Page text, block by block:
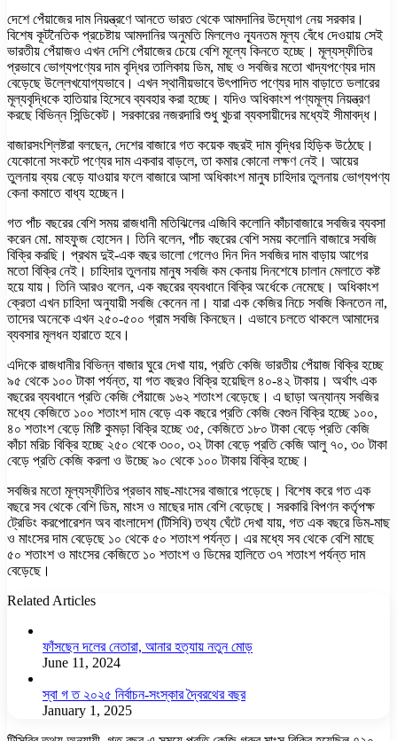
দেশে পেঁয়াজের দাম নিয়ন্ত্রণে আনতে ভারত থেকে আমদানির উদ্যোগ নেয় সরকার।
বিশেষ কূটনৈতিক প্রচেষ্টায় আমদানির অনুমতি মিললেও ন্যূনতম মূল্য বেঁধে দেওয়ায় সেই
ভারতীয় পেঁয়াজও এখন দেশি পেঁয়াজের চেয়ে বেশি মূল্যে কিনতে হচ্ছে। মূল্যস্ফীতির
প্রভাবে ভোগ্যপণ্যের দাম বৃদ্ধির তালিকায় ডিম, মাছ ও সবজির মতো খাদ্যপণ্যের দাম
বেড়েছে উল্লেখযোগ্যভাবে। এখন স্থানীয়ভাবে উৎপাদিত পণ্যের দাম বাড়াতে ডলারের
মূল্যবৃদ্ধিকে হাতিয়ার হিসেবে ব্যবহার করা হচ্ছে। যদিও অধিকাংশ পণ্যমূল্য নিয়ন্ত্রণ
করছে বিভিন্ন সিন্ডিকেট। সরকারের নজরদারি শুধু খুচরা ব্যবসায়ীদের মধ্যেই সীমাবদ্ধ।
বাজারসংশ্লিষ্টরা বলছেন, দেশের বাজারে গত কয়েক বছরই দাম বৃদ্ধির হিড়িক উঠেছে।
যেকোনো সংকটে পণ্যের দাম একবার বাড়লে, তা কমার কোনো লক্ষণ নেই। আয়ের
তুলনায় ব্যয় বেড়ে যাওয়ার ফলে বাজারে আসা অধিকাংশ মানুষ চাহিদার তুলনায় ভোগ্যপণ্য
কেনা কমাতে বাধ্য হচ্ছেন।
গত পাঁচ বছরের বেশি সময় রাজধানী মতিঝিলের এজিবি কলোনি কাঁচাবাজারে সবজির ব্যবসা
করেন মো. মাহফুজ হোসেন। তিনি বলেন, পাঁচ বছরের বেশি সময় কলোনি বাজারে সবজি
বিক্রি করছি। প্রথম দুই-এক বছর ভালো গেলেও দিন দিন সবজির দাম বাড়ায় আগের
মতো বিক্রি নেই। চাহিদার তুলনায় মানুষ সবজি কম কেনায় দিনশেষে চালান মেলাতে কষ্ট
হয়ে যায়। তিনি আরও বলেন, এক বছরের ব্যবধানে বিক্রি অর্ধেকে নেমেছে। অধিকাংশ
ক্রেতা এখন চাহিদা অনুযায়ী সবজি কেনেন না। যারা এক কেজির নিচে সবজি কিনতেন না,
তাদের অনেকে এখন ২৫০-৫০০ গ্রাম সবজি কিনছেন। এভাবে চলতে থাকলে আমাদের
ব্যবসার মূলধন হারাতে হবে।
এদিকে রাজধানীর বিভিন্ন বাজার ঘুরে দেখা যায়, প্রতি কেজি ভারতীয় পেঁয়াজ বিক্রি হচ্ছে
৯৫ থেকে ১০০ টাকা পর্যন্ত, যা গত বছরও বিক্রি হয়েছিল ৪০-৪২ টাকায়। অর্থাৎ এক
বছরের ব্যবধানে প্রতি কেজি পেঁয়াজে ১৬২ শতাংশ বেড়েছে। এ ছাড়া অন্যান্য সবজির
মধ্যে কেজিতে ১০০ শতাংশ দাম বেড়ে এক বছরে প্রতি কেজি বেগুন বিক্রি হচ্ছে ১০০,
৪০ শতাংশ বেড়ে মিষ্টি কুমড়া বিক্রি হচ্ছে ৩৫, কেজিতে ১৮০ টাকা বেড়ে প্রতি কেজি
কাঁচা মরিচ বিক্রি হচ্ছে ২৫০ থেকে ৩০০, ৩২ টাকা বেড়ে প্রতি কেজি আলু ৭০, ৩০ টাকা
বেড়ে প্রতি কেজি করলা ও উচ্ছে ৯০ থেকে ১০০ টাকায় বিক্রি হচ্ছে।
সবজির মতো মূল্যস্ফীতির প্রভাব মাছ-মাংসের বাজারে পড়েছে। বিশেষ করে গত এক
বছরে সব থেকে বেশি ডিম, মাংস ও মাছের দাম বেশি বেড়েছে। সরকারি বিপণন কর্তৃপক্ষ
ট্রেডিং করপোরেশন অব বাংলাদেশ (টিসিবি) তথ্য ঘেঁটে দেখা যায়, গত এক বছরে ডিম-মাছ
ও মাংসের দাম বেড়েছে ১০ থেকে ৫০ শতাংশ পর্যন্ত। এর মধ্যে সব থেকে বেশি মাছে
৫০ শতাংশ ও মাংসের কেজিতে ১০ শতাংশ ও ডিমের হালিতে ৩৭ শতাংশ পর্যন্ত দাম
বেড়েছে।
Related Articles
ফাঁসছেন দলের নেতারা, আনার হত্যায় নতুন মোড়
June 11, 2024
স্বা গ ত ২০২৫ নির্বাচন-সংস্কার দ্বৈরথের বছর
January 1, 2025